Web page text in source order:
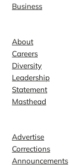
Business
About
Careers
Diversity
Leadership
Statement
Masthead
Advertise
Corrections
Announcements